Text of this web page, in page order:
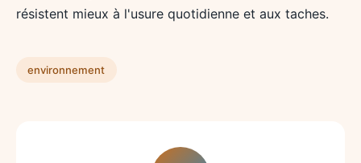
résistent mieux à l'usure quotidienne et aux taches.
environnement